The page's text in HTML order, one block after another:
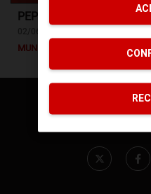
PEPEPHONE EN
MUNDO PEPE